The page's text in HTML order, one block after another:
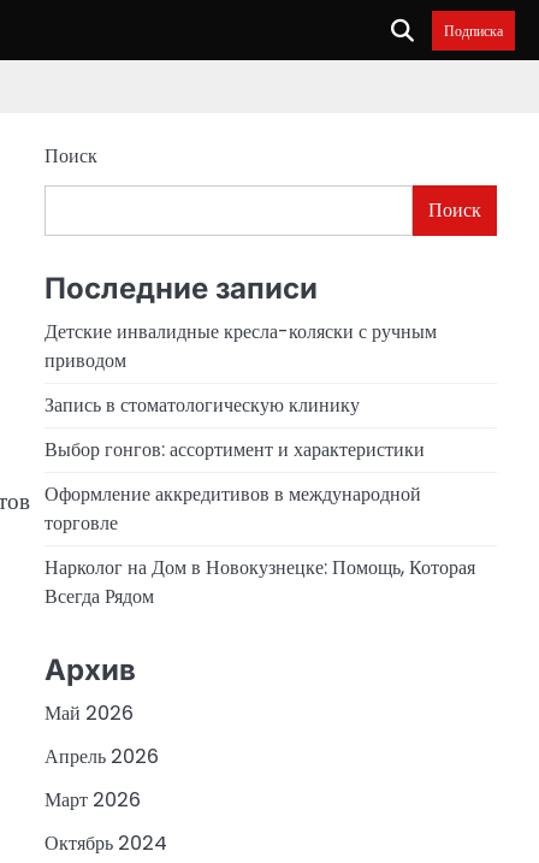
Подписка
Поиск
Поиск
Последние записи
Детские инвалидные кресла-коляски с ручным
приводом
Запись в стоматологическую клинику
Выбор гонгов: ассортимент и характеристики
Оформление аккредитивов в международной
торговле
Нарколог на Дом в Новокузнецке: Помощь, Которая
Всегда Рядом
Архив
Май 2026
Апрель 2026
Март 2026
Октябрь 2024